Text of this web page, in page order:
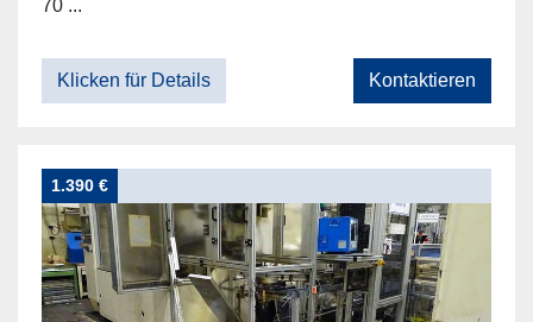
70 ...
Klicken für Details Kontaktieren
1.390 €